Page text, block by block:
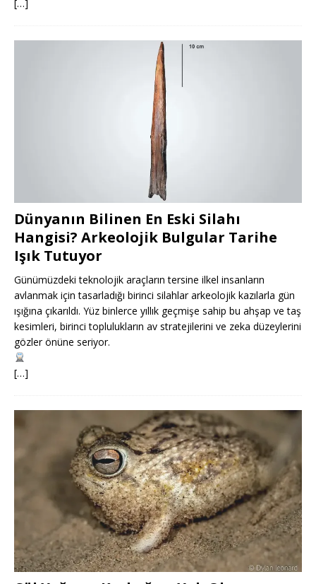
[…]
Dünyanın Bilinen En Eski Silahı
Hangisi? Arkeolojik Bulgular Tarihe
Işık Tutuyor
Günümüzdeki teknolojik araçların tersine ilkel insanların
avlanmak için tasarladığı birinci silahlar arkeolojik kazılarla gün
ışığına çıkarıldı. Yüz binlerce yıllık geçmişe sahip bu ahşap ve taş
kesimleri, birinci toplulukların av stratejilerini ve zeka düzeylerini
gözler önüne seriyor.
[…]